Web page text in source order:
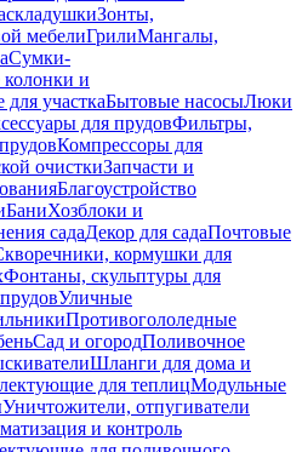
Зонты,
мебелиГрилиМангалы,
Сумки-
и
участкаБытовые насосыЛюки
для прудовФильтры,
Компрессоры для
очисткиЗапчасти и
Благоустройство
БаниХозблоки и
садаДекор для садаПочтовые
кормушки для
Фонтаны, скульптуры для
Уличные
Противогололедные
Сад и огородПоливочное
Шланги для дома и
для теплицМодульные
Уничтожители, отпугиватели
и контроль